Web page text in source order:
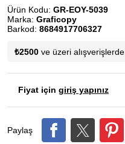
Ürün Kodu: GR-EOY-5039
Marka: Graficopy
Barkod: 8684917706327
₺2500 ve üzeri alışverişlerde
Fiyat için giriş yapınız
Paylaş